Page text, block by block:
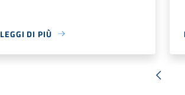
LEGGI DI PIÙ
«